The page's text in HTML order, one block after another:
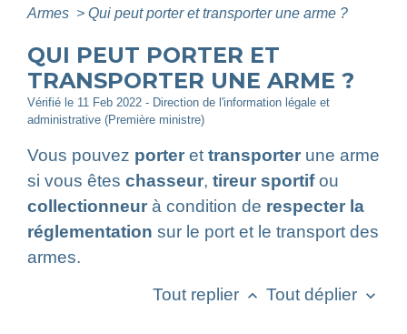
Armes > Qui peut porter et transporter une arme ?
QUI PEUT PORTER ET
TRANSPORTER UNE ARME ?
Vérifié le 11 Feb 2022 - Direction de l'information légale et
administrative (Première ministre)
Vous pouvez porter et transporter une arme
si vous êtes chasseur, tireur sportifou
collectionneur à condition de respecter la
réglementation sur le port et le transport des
armes.
Tout replier keyboard_arrow_up Tout déplier keyboard_arrow_down